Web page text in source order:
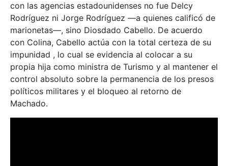
con las agencias estadounidenses no fue Delcy
Rodríguez ni Jorge Rodríguez —a quienes calificó de
marionetas—, sino Diosdado Cabello. De acuerdo
con Colina, Cabello actúa con la total certeza de su
impunidad , lo cual se evidencia al colocar a su
propia hija como ministra de Turismo y al mantener el
control absoluto sobre la permanencia de los presos
políticos militares y el bloqueo al retorno de
Machado.